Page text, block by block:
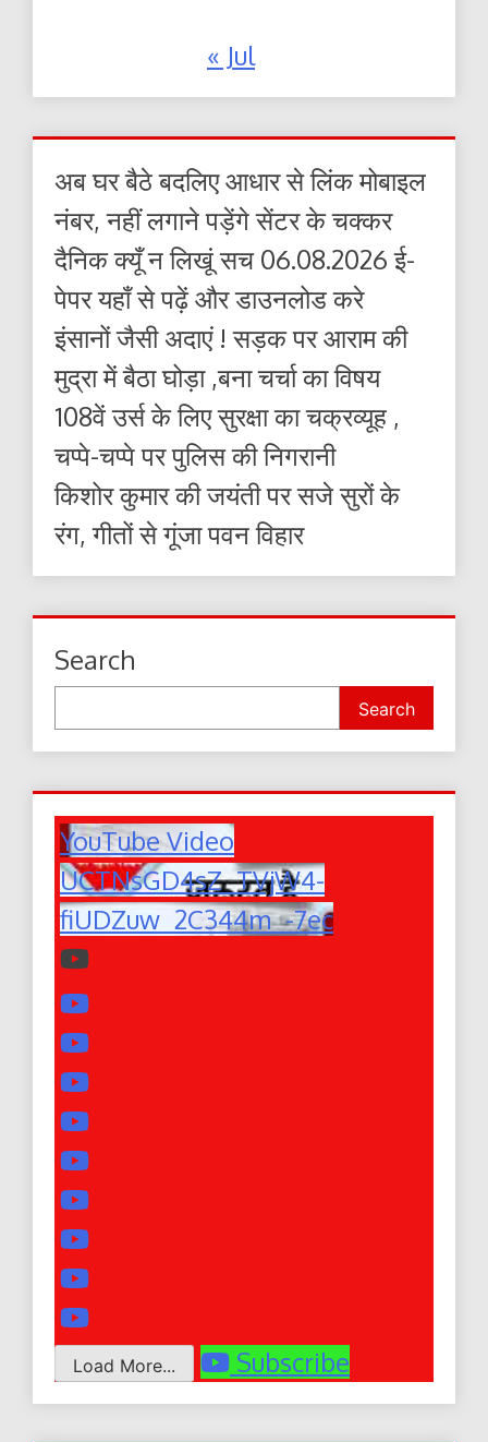
« Jul
अब घर बैठे बदलिए आधार से लिंक मोबाइल
नंबर, नहीं लगाने पड़ेंगे सेंटर के चक्कर
दैनिक क्यूँ न लिखूं सच 06.08.2026 ई-
पेपर यहाँ से पढ़ें और डाउनलोड करे
इंसानों जैसी अदाएं ! सड़क पर आराम की
मुद्रा में बैठा घोड़ा ,बना चर्चा का विषय
108वें उर्स के लिए सुरक्षा का चक्रव्यूह ,
चप्पे-चप्पे पर पुलिस की निगरानी
किशोर कुमार की जयंती पर सजे सुरों के
रंग, गीतों से गूंजा पवन विहार
Search
Search
YouTube Video
UCTNsGD4sZ_TVjW4-
fiUDZuw_2C344m_-7ec
Load More... Subscribe